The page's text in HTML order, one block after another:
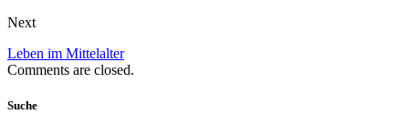
Next
Leben im Mittelalter
Comments are closed.
Suche